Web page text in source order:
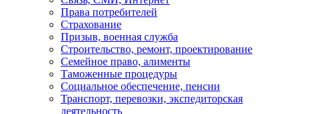
Права потребителей
Страхование
Призыв, военная служба
Строительство, ремонт, проектирование
Семейное право, алименты
Таможенные процедуры
Социальное обеспечение, пенсии
Транспорт, перевозки, экспедиторская
деятельность